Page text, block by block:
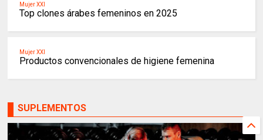
Mujer XXI
Top clones árabes femeninos en 2025
Mujer XXI
Productos convencionales de higiene femenina
SUPLEMENTOS